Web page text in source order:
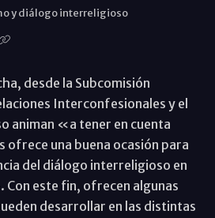
y diálogo interreligioso
desde la Subcomisión
Interconfesionales y el
animan «a tener en cuenta
ofrece una buena ocasión para
del diálogo interreligioso en
Con este fin, ofrecen algunas
desarrollar en las distintas